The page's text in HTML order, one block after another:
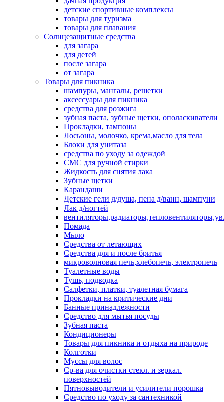
детские спортивные комплексы
товары для туризма
товары для плавания
Солнцезащитные средства
для загара
для детей
после загара
от загара
Товары для пикника
шампуры, мангалы, решетки
аксессуары для пикника
средства для розжига
зубная паста, зубные щетки, ополаскиватели
Прокладки, тампоны
Лосьоны, молочко, крема,масло для тела
Блоки для унитаза
средства по уходу за одеждой
СМС для ручной стирки
Жидкость для снятия лака
Зубные щетки
Карандаши
Детские гели д/душа, пена д/ванн, шампуни
Лак д/ногтей
Помада
Мыло
Средства от летающих
Средства для и после бритья
микроволновая печь,хлебопечь, электропечь
Туалетные воды
Тушь, подводка
Салфетки, платки, туалетная бумага
Прокладки на критические дни
Банные принадлежности
Средство для мытья посуды
Зубная паста
Кондиционеры
Товары для пикника и отдыха на природе
Колготки
Муссы для волос
Ср-ва для очистки стекл. и зеркал.
поверхностей
Пятновыводители и усилители порошка
Средство по уходу за сантехникой